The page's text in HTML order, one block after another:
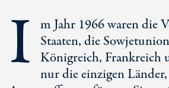
I m Jahr 1966 waren die
Staaten, die
Königreich, Frankreich
nur die einzigen